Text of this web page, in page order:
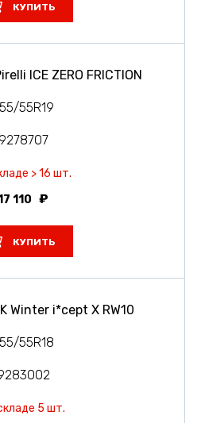
КУПИТЬ
ICE ZERO FRICTION
55R19
9278707
> 16 шт.
110
КУПИТЬ
Winter i*cept X RW10
55R18
5 шт.